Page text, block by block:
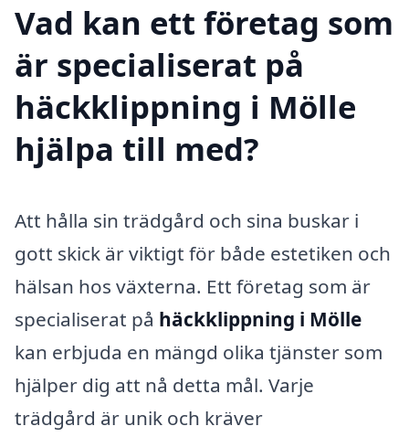
Vad kan ett företag som
är specialiserat på
häckklippning i Mölle
hjälpa till med?
Att hålla sin trädgård och sina buskar i
gott skick är viktigt för både estetiken och
hälsan hos växterna. Ett företag som är
specialiserat på häckklippning i Mölle
kan erbjuda en mängd olika tjänster som
hjälper dig att nå detta mål. Varje
trädgård är unik och kräver